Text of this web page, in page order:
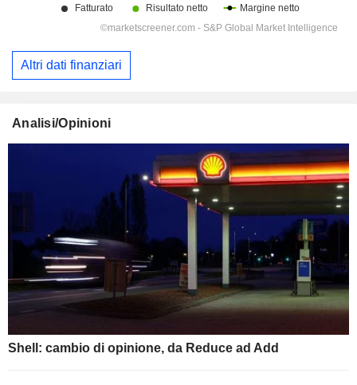
Altri dati finanziari
Analisi/Opinioni
Shell: cambio di opinione, da Reduce ad Add